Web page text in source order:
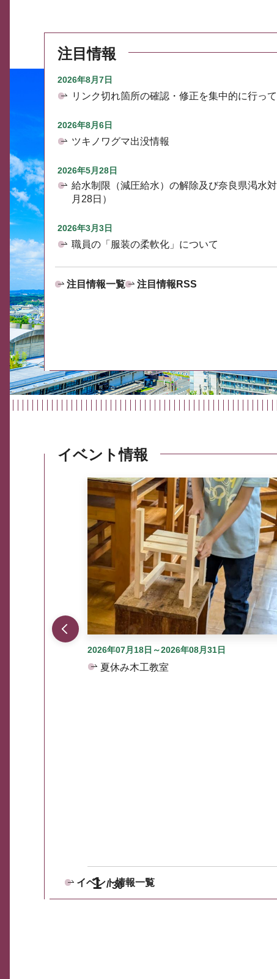
注目情報
2026年8月7日
リンク切れ箇所の確認・修正を集中的に行っ
2026年8月6日
ツキノワグマ出没情報
2026年5月28日
給水制限（減圧給水）の解除及び奈良県渇水
月28日）
2026年3月3日
職員の「服装の柔軟化」について
注目情報一覧 注目情報RSS
イベント情報
1 30
2026年07月18日～2026年08月31日
夏休み木工教室
イベント情報一覧